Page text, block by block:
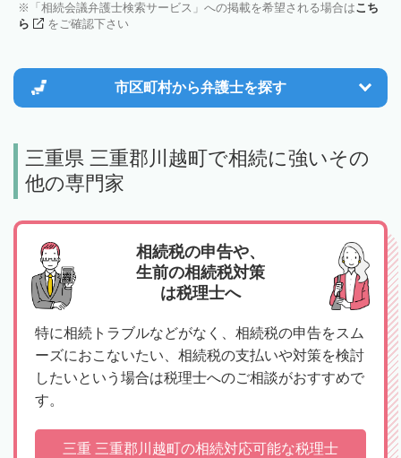
「相続会議弁護士検索サービス」への掲載を希望される場合はこち
ら
をご確認下さい
市区町村から弁護士を探す
三重県 三重郡川越町で相続に強いその
他の専門家
相続税の申告や、
生前の相続税対策
は税理士へ
特に相続トラブルなどがなく、相続税の申告をスム
ーズにおこないたい、相続税の支払いや対策を検討
したいという場合は税理士へのご相談がおすすめで
す。
三重 三重郡川越町の相続対応可能な税理士